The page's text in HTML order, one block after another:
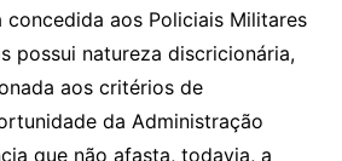
aos Policiais Militares
possui natureza discricionária,
aos critérios de
da Administração
que não afasta, todavia, a